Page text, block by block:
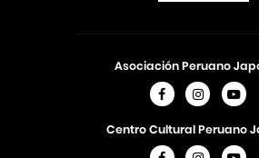
Asociación Peruano
Centro Cultural Peruano